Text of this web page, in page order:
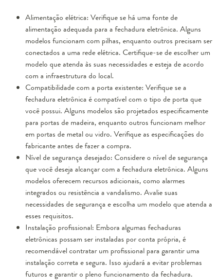
Alimentação elétrica: Verifique se há uma fonte de
alimentação adequada para a fechadura eletrônica. Alguns
modelos funcionam com pilhas, enquanto outros precisam ser
conectados a uma rede elétrica. Certifique-se de escolher um
modelo que atenda às suas necessidades e esteja de acordo
com a infraestrutura do local.
Compatibilidade com a porta existente: Verifique se a
fechadura eletrônica é compatível com o tipo de porta que
você possui. Alguns modelos são projetados especificamente
para portas de madeira, enquanto outros funcionam melhor
em portas de metal ou vidro. Verifique as especificações do
fabricante antes de fazer a compra.
Nível de segurança desejado: Considere o nível de segurança
que você deseja alcançar com a fechadura eletrônica. Alguns
modelos oferecem recursos adicionais, como alarmes
integrados ou resistência a vandalismo. Avalie suas
necessidades de segurança e escolha um modelo que atenda a
esses requisitos.
Instalação profissional: Embora algumas fechaduras
eletrônicas possam ser instaladas por conta própria, é
recomendável contratar um profissional para garantir uma
instalação correta e segura. Isso ajudará a evitar problemas
futuros e garantir o pleno funcionamento da fechadura.